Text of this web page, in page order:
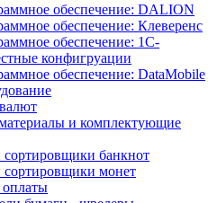
обеспечение: DALION
обеспечение: Клеверенс
обеспечение: 1С-
конфигруации
обеспечение: DataMobile
и комплектующие
банкнот
сортировщики монет